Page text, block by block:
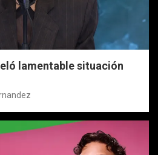
lamentable situación